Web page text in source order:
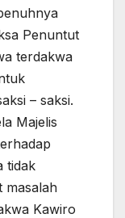
Penuntut
terdakwa
– saksi.
Majelis
tidak
masalah
Kawiro